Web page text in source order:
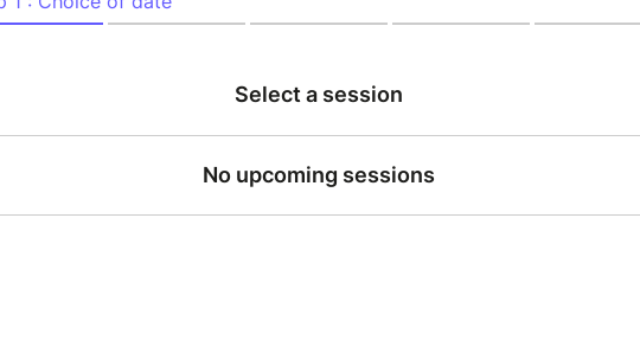
est positif. Le rose devient noir...
soutenu et recommandé par la CPAM de l'Hérault
: Marie Salanon-Louisa
: Marie Salanon-Louisa
en scène : Pierre-Luc Scotto